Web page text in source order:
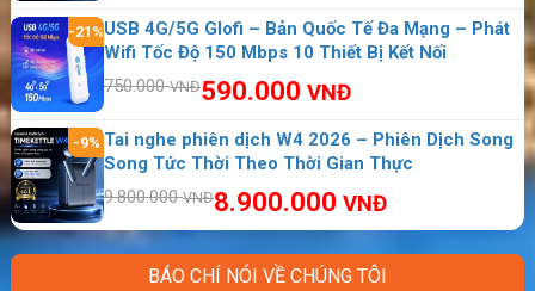
gia Anh, nằm ở biển Ireland giữa đảo Anh và
đảo Ireland. Nữ hoàng Elizabeth II là nguyên
thủ, đồng thời là người cai giản Mann. Quan hệ
quốc tế và bảo vệ đảo Man do Chính phủ Anh
lo liệu.
-21%USB 4G/5G Glofi – Bản Quốc Tế Đa Mạng – Phát
Wifi Tốc Độ 150 Mbps 10 Thiết Bị Kết Nối
750.000VNĐ590.000 VNĐ
-9% Tai nghe phiên dịch W4 2026 – Phiên Dịch Song
Song Tức Thời Theo Thời Gian Thực
9.800.000VNĐ8.900.000 VNĐ
BÁO CHÍ NÓI VỀ CHÚNG TÔI